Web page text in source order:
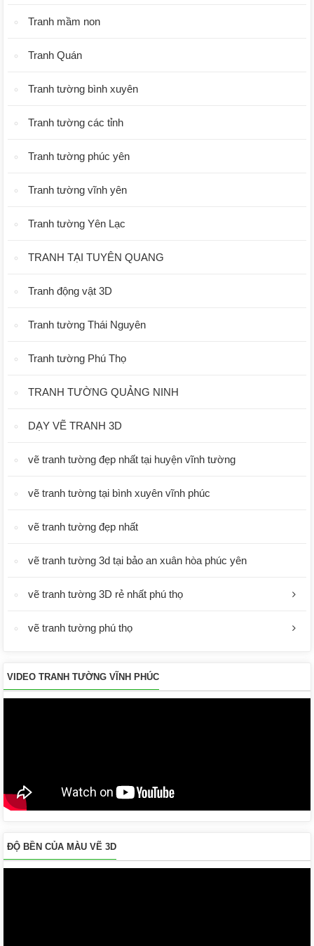
Tranh mầm non
Tranh Quán
Tranh tường bình xuyên
Tranh tường các tỉnh
Tranh tường phúc yên
Tranh tường vĩnh yên
Tranh tường Yên Lạc
TRANH TẠI TUYÊN QUANG
Tranh động vật 3D
Tranh tường Thái Nguyên
Tranh tường Phú Thọ
TRANH TƯỜNG QUẢNG NINH
DẠY VẼ TRANH 3D
vẽ tranh tường đẹp nhất tại huyện vĩnh tường
vẽ tranh tường tại bình xuyên vĩnh phúc
vẽ tranh tường đẹp nhất
vẽ tranh tường 3d tại bảo an xuân hòa phúc yên
vẽ tranh tường 3D rẻ nhất phú thọ
vẽ tranh tường phú thọ
VIDEO TRANH TƯỜNG VĨNH PHÚC
ĐỘ BỀN CỦA MÀU VẼ 3D